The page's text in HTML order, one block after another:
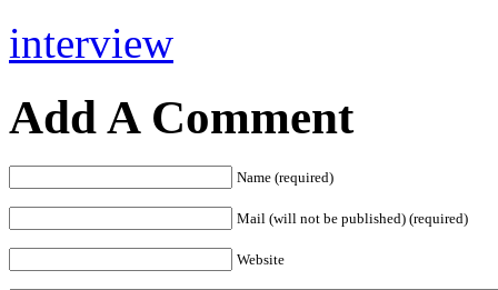
interview
Add A Comment
Name (required)
Mail (will not be published) (required)
Website